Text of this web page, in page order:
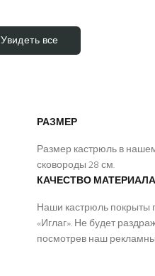
Увидеть все
РАЗМЕР
Размер кастрюль в
сковороды 28 см.
КАЧЕСТВО МАТЕРИАЛА
Наши кастрюль покрыты
«Иглаг». Не будет
посмотрев наш